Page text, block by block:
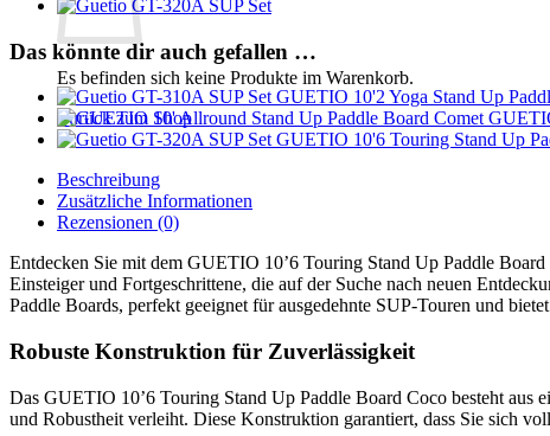
Es befinden sich keine Produkte im Warenkorb.
Zurück zum Shop
Das könnte dir auch gefallen …
GUETIO 10'2 Yoga Stand Up
GUETIO 10'6 Touring Stand Up
Beschreibung
Zusätzliche Informationen
Rezensionen (0)
Entdecken Sie mit dem GUETIO 10’6 Touring Stand Up Paddle
Einsteiger und Fortgeschrittene, die auf der Suche nach neuen
Paddle Boards, perfekt geeignet für ausgedehnte SUP-Touren und
Robuste Konstruktion für Zuverlässigkeit
Das GUETIO 10’6 Touring Stand Up Paddle Board Coco besteht
und Robustheit verleiht. Diese Konstruktion garantiert, dass Sie sich